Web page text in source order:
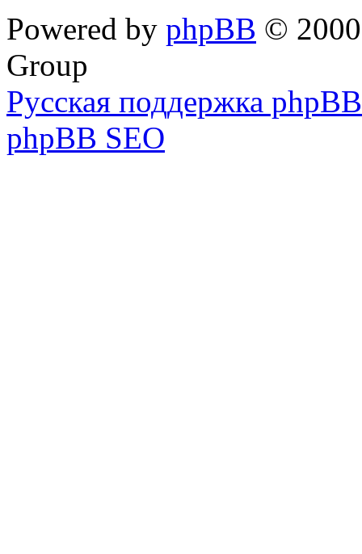
Powered by phpBB ©
Group
Русская поддержка phpBB
phpBB SEO